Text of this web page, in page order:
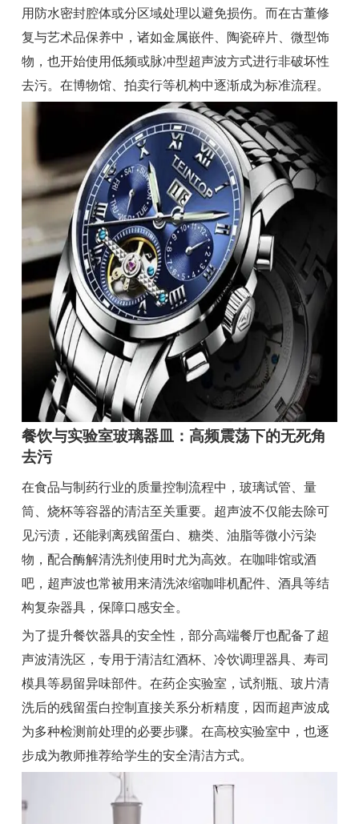
用防水密封腔体或分区域处理以避免损伤。而在古董修
复与艺术品保养中，诸如金属嵌件、陶瓷碎片、微型饰
物，也开始使用低频或脉冲型超声波方式进行非破坏性
去污。在博物馆、拍卖行等机构中逐渐成为标准流程。
餐饮与实验室玻璃器皿：高频震荡下的无死角
去污
在食品与制药行业的质量控制流程中，玻璃试管、量
筒、烧杯等容器的清洁至关重要。超声波不仅能去除可
见污渍，还能剥离残留蛋白、糖类、油脂等微小污染
物，配合酶解清洗剂使用时尤为高效。在咖啡馆或酒
吧，超声波也常被用来清洗浓缩咖啡机配件、酒具等结
构复杂器具，保障口感安全。
为了提升餐饮器具的安全性，部分高端餐厅也配备了超
声波清洗区，专用于清洁红酒杯、冷饮调理器具、寿司
模具等易留异味部件。在药企实验室，试剂瓶、玻片清
洗后的残留蛋白控制直接关系分析精度，因而超声波成
为多种检测前处理的必要步骤。在高校实验室中，也逐
步成为教师推荐给学生的安全清洁方式。